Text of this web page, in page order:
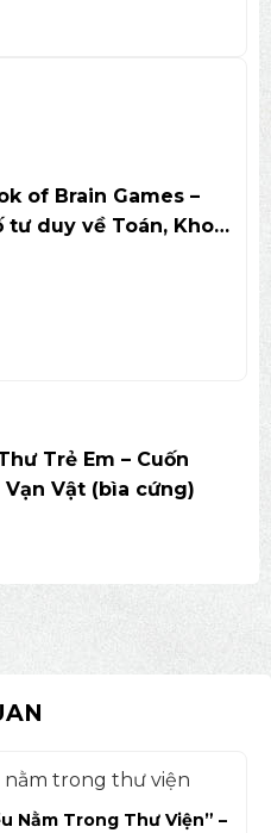
of Brain Games –
tư duy về Toán, Khoa
thuật
Trẻ Em – Cuốn
Vạn Vật (bìa cứng)
Nằm Trong Thư Viện” –